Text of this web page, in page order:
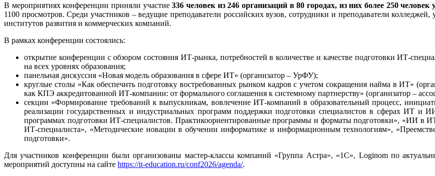
В мероприятиях конференции приняли участие336 человек из 246 организаций в 80 городах, из них более 250 человек
1100 просмотров. Среди участников – ведущие преподаватели российских вузов, сотрудники и преподаватели
институтов развития и коммерческих компаний.
В рамках конференции состоялись:
открытие конференции с обзором состояния ИТ-рынка, потребностей в количестве и качестве подготовки ИТ-
на всех уровнях образования;
панельная дискуссия «Новая модель образования в сфере ИТ» (организатор – УрФУ);
круглые столы «Как обеспечить подготовку востребованных рынком кадров с учетом сокращения найма в ИТ»
как КПЭ аккредитованной ИТ-компании: от формального соглашения к системному партнерству» (организатор –
секции «Формирование требований к выпускникам, вовлечение ИТ-компаний в образовательный процесс,
реализации государственных и индустриальных программ поддержки подготовки специалистов в сферах ИТ и
программах подготовки ИТ-специалистов. Практикоориентированные программы и форматы подготовки», «ИИ в
ИТ-специалиста», «Методические новации в обучении информатике и информационным технологиям»,
подготовки».
Для участников конференции были организованы мастер-классы компаний «Группа Астра», «1С», Loginom по
мероприятий доступны на сайте https://it-education.ru/conf2026/agenda/.